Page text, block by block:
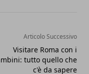
Articolo Successivo
Visitare Roma con i
tutto quello che
c'è da sapere